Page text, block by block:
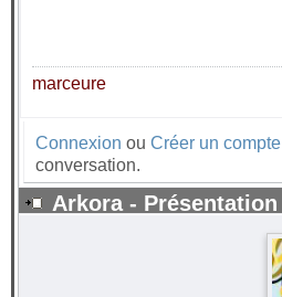
marceure
Connexion ou Créer un compte
conversation.
Arkora - Présentation